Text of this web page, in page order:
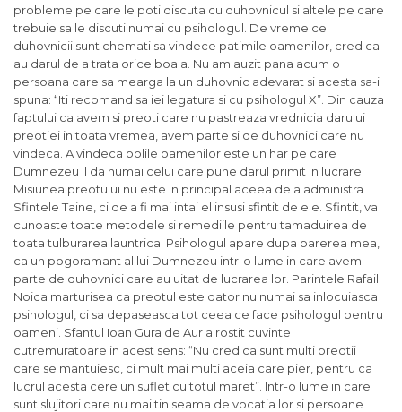
probleme pe care le poti discuta cu duhovnicul si altele pe care
trebuie sa le discuti numai cu psihologul. De vreme ce
duhovnicii sunt chemati sa vindece patimile oamenilor, cred ca
au darul de a trata orice boala. Nu am auzit pana acum o
persoana care sa mearga la un duhovnic adevarat si acesta sa-i
spuna: “Iti recomand sa iei legatura si cu psihologul X”. Din cauza
faptului ca avem si preoti care nu pastreaza vrednicia darului
preotiei in toata vremea, avem parte si de duhovnici care nu
vindeca. A vindeca bolile oamenilor este un har pe care
Dumnezeu il da numai celui care pune darul primit in lucrare.
Misiunea preotului nu este in principal aceea de a administra
Sfintele Taine, ci de a fi mai intai el insusi sfintit de ele. Sfintit, va
cunoaste toate metodele si remediile pentru tamaduirea de
toata tulburarea launtrica. Psihologul apare dupa parerea mea,
ca un pogoramant al lui Dumnezeu intr-o lume in care avem
parte de duhovnici care au uitat de lucrarea lor. Parintele Rafail
Noica marturisea ca preotul este dator nu numai sa inlocuiasca
psihologul, ci sa depaseasca tot ceea ce face psihologul pentru
oameni. Sfantul Ioan Gura de Aur a rostit cuvinte
cutremuratoare in acest sens: “Nu cred ca sunt multi preotii
care se mantuiesc, ci mult mai multi aceia care pier, pentru ca
lucrul acesta cere un suflet cu totul maret”. Intr-o lume in care
sunt slujitori care nu mai tin seama de vocatia lor si persoane